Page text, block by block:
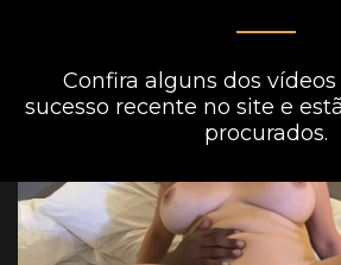
Confira alguns dos
sucesso recente no site e
procurados.